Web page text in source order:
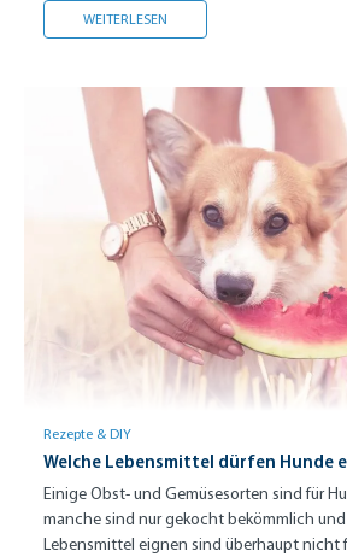
WEITERLESEN
Rezepte & DIY
Welche Lebensmittel dürfen Hunde
Einige Obst- und Gemüsesorten sind für
manche sind nur gekocht bekömmlich
Lebensmittel eignen sind überhaupt nicht